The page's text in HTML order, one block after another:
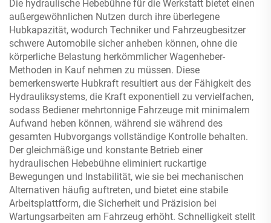
Die hydraulische Hebebühne für die Werkstatt bietet einen
außergewöhnlichen Nutzen durch ihre überlegene
Hubkapazität, wodurch Techniker und Fahrzeugbesitzer
schwere Automobile sicher anheben können, ohne die
körperliche Belastung herkömmlicher Wagenheber-
Methoden in Kauf nehmen zu müssen. Diese
bemerkenswerte Hubkraft resultiert aus der Fähigkeit des
Hydrauliksystems, die Kraft exponentiell zu vervielfachen,
sodass Bediener mehrtonnige Fahrzeuge mit minimalem
Aufwand heben können, während sie während des
gesamten Hubvorgangs vollständige Kontrolle behalten.
Der gleichmäßige und konstante Betrieb einer
hydraulischen Hebebühne eliminiert ruckartige
Bewegungen und Instabilität, wie sie bei mechanischen
Alternativen häufig auftreten, und bietet eine stabile
Arbeitsplattform, die Sicherheit und Präzision bei
Wartungsarbeiten am Fahrzeug erhöht. Schnelligkeit stellt